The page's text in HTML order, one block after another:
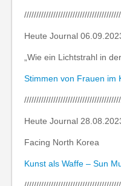
Heute Journal
„Wie ein Lichtstrahl in
Stimmen von Frauen im
Heute Journal
Facing North Korea
Kunst als Waffe – Sun